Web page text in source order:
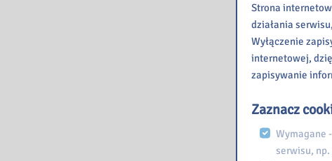
Strona
działania
Wyłączenie
internetowej,
zapisywanie
Zaznacz
Wymagane
serwisu,